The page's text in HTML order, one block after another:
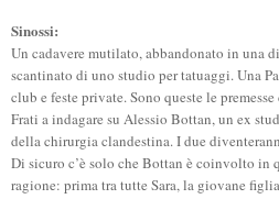
Sinossi:
Un cadavere mutilato, abbandonato in una
scantinato di uno studio per tatuaggi. Una
club e feste private. Sono queste le
Frati a indagare su Alessio Bottan, un ex
della chirurgia clandestina. I due
Di sicuro c’è solo che Bottan è coinvolto in
ragione: prima tra tutte Sara, la giovane